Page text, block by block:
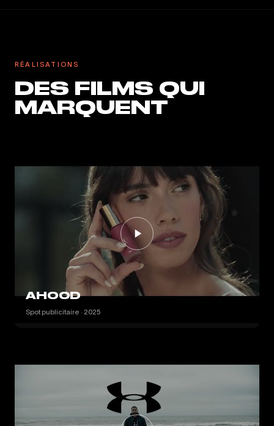
RÉALISATIONS
DES FILMS QUI
MARQUENT
AHOOD
Spot publicitaire · 2025